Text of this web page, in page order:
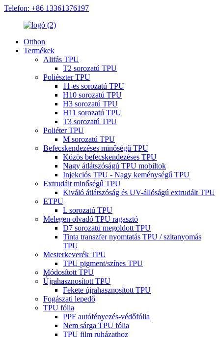
Telefon: +86 13361376197
Otthon
Termékek
Alifás TPU
T2 sorozatú TPU
Poliészter TPU
11-es sorozatú TPU
H10 sorozatú TPU
H3 sorozatú TPU
H11 sorozatú TPU
T3 sorozatú TPU
Poliéter TPU
M sorozatú TPU
Befecskendezéses minőségű TPU
Közös befecskendezéses TPU
Nagy átlátszóságú TPU mobiltok
Injekciós TPU - Nagy keménységű TPU
Extrudált minőségű TPU
Kiváló átlátszóság és UV-állóságú extrudált TPU
ETPU
L sorozatú TPU
Melegen olvadó TPU ragasztó
D7 sorozatú megoldott TPU
Tinta transzfer nyomtatás TPU / szitanyomás
TPU
Mesterkeverék TPU
TPU pigment/színes TPU
Módosított TPU
Újrahasznosított TPU
Fekete újrahasznosított TPU
Fogászati ​​lepedő
TPU fólia
PPF autófényezés-védőfólia
Nem sárga TPU fólia
TPU film ruházathoz